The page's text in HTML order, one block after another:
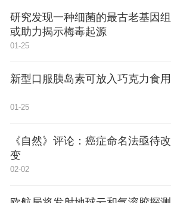
进行调整，增列装饰原纸、高端
整后，税则税目总数为8957个。
海关总署为非全税目适用部
策的商品拆分了10位海关商品编
表》《2024年进出口非全税目暂
关商品编号表》《2024年进出口
研究发现一种细菌的最古老基因组
或助力揭示梅毒起源
01-25
新型口服胰岛素可放入巧克力食用
01-25
《自然》评论：癌症命名法亟待改
变
02-02